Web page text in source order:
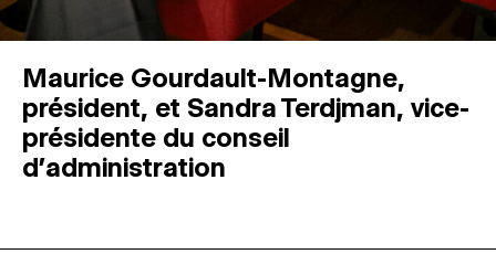
Maurice Gourdault-Montagne,
président, et Sandra Terdjman, vice-
présidente du conseil
d’administration